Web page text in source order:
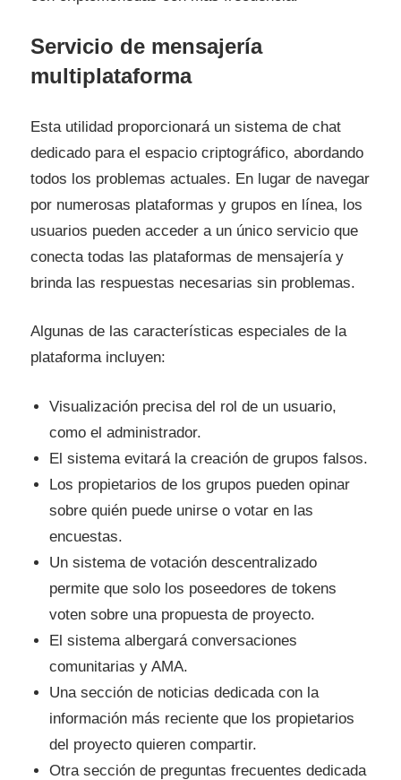
Servicio de mensajería
multiplataforma
Esta utilidad proporcionará un sistema de chat
dedicado para el espacio criptográfico, abordando
todos los problemas actuales. En lugar de navegar
por numerosas plataformas y grupos en línea, los
usuarios pueden acceder a un único servicio que
conecta todas las plataformas de mensajería y
brinda las respuestas necesarias sin problemas.
Algunas de las características especiales de la
plataforma incluyen:
Visualización precisa del rol de un usuario,
como el administrador.
El sistema evitará la creación de grupos falsos.
Los propietarios de los grupos pueden opinar
sobre quién puede unirse o votar en las
encuestas.
Un sistema de votación descentralizado
permite que solo los poseedores de tokens
voten sobre una propuesta de proyecto.
El sistema albergará conversaciones
comunitarias y AMA.
Una sección de noticias dedicada con la
información más reciente que los propietarios
del proyecto quieren compartir.
Otra sección de preguntas frecuentes dedicada